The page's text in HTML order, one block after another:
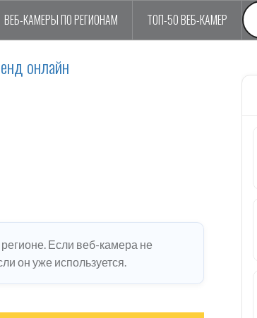
ВЕБ-КАМЕРЫ ПО РЕГИОНАМ ТОП-50 ВЕБ-КАМЕР
онлайн
Если веб-камера не
он уже используется.